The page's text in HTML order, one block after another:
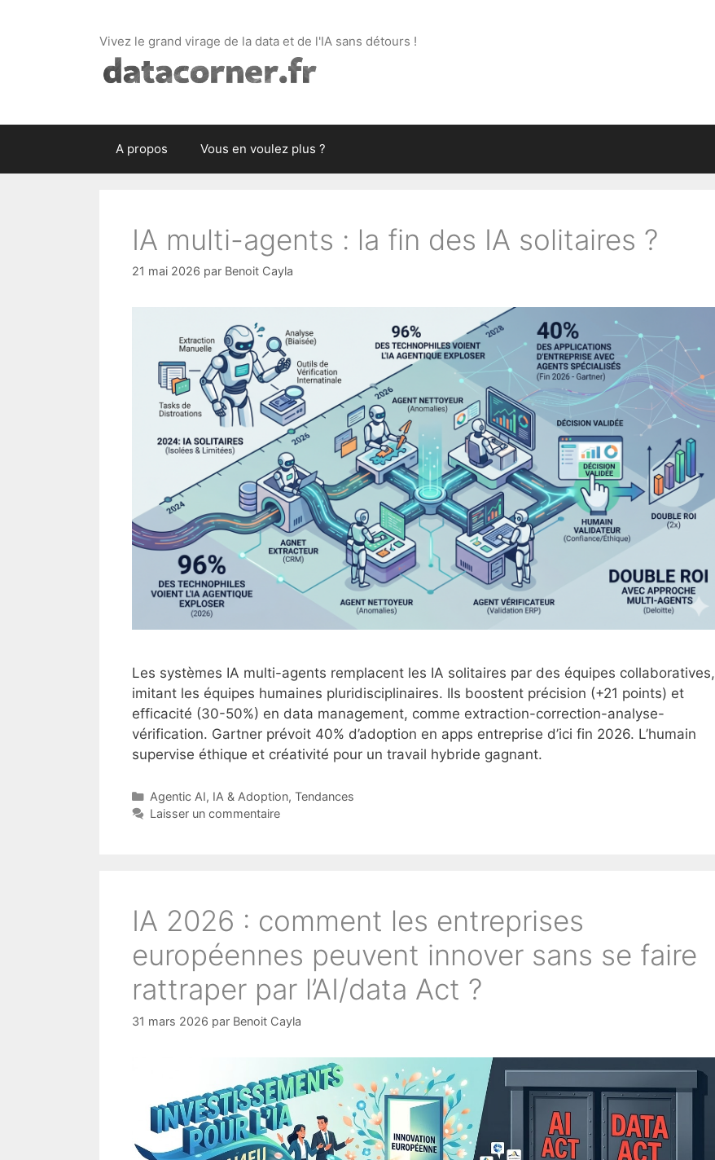
Vivez le grand virage de la data et de l'IA sans détours !
A propos Vous en voulez plus ?
IA multi-agents : la fin des IA solitaires ?
21 mai 2026 par Benoit Cayla
Les systèmes IA multi-agents remplacent les IA solitaires par des équipes collaboratives,
imitant les équipes humaines pluridisciplinaires. Ils boostent précision (+21 points) et
efficacité (30-50%) en data management, comme extraction-correction-analyse-
vérification. Gartner prévoit 40% d’adoption en apps entreprise d’ici fin 2026. L’humain
supervise éthique et créativité pour un travail hybride gagnant.
Catégories
Agentic AI, IA & Adoption, Tendances
Laisser un commentaire
IA 2026 : comment les entreprises
européennes peuvent innover sans se faire
rattraper par l’AI/data Act ?
31 mars 2026 par Benoit Cayla